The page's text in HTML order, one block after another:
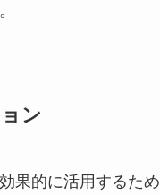
ン
果的に活用するた